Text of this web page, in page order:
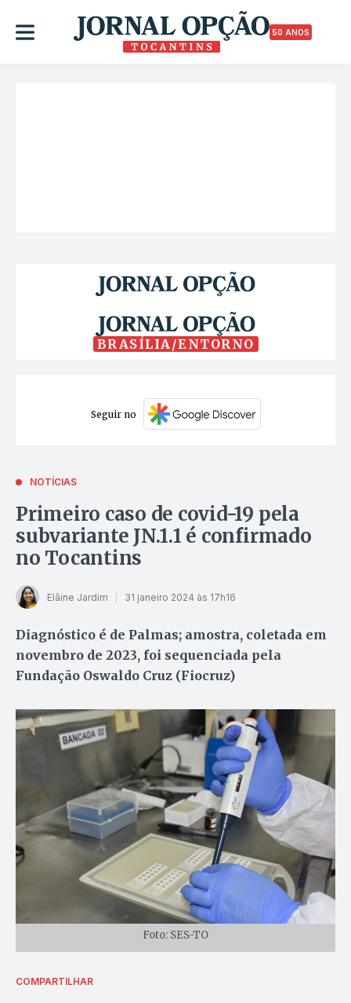
50 ANOS
BRASÍLIA/ENTORNO
Seguir no
NOTÍCIAS
Primeiro caso de covid-19 pela
subvariante JN.1.1 é confirmado
no Tocantins
Elâine Jardim 31 janeiro 2024 às 17h16
Diagnóstico é de Palmas; amostra, coletada em
novembro de 2023, foi sequenciada pela
Fundação Oswaldo Cruz (Fiocruz)
Foto: SES-TO
COMPARTILHAR